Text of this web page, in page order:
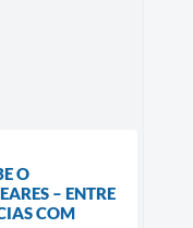
O
– ENTRE
COM